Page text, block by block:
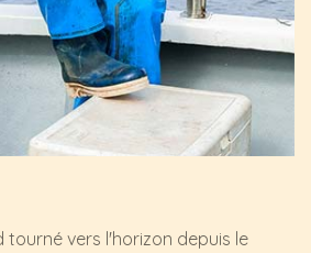
vers l'horizon depuis le